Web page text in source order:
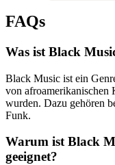
FAQs
Was ist Black
Black Music ist ein
von afroamerikanischen
wurden. Dazu gehören
Funk.
Warum ist Black
geeignet?